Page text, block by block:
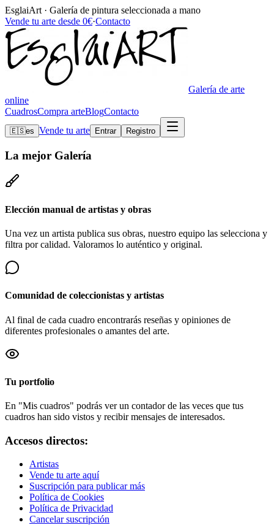
EsglaiArt · Galería de pintura seleccionada a mano
Vende tu arte desde 0€·Contacto
Galería de arte
online
CuadrosCompra arteBlogContacto
🇪🇸es Vende tu arte Entrar Registro
La mejor Galería
Elección manual de artistas y obras
Una vez un artista publica sus obras, nuestro equipo las selecciona y
filtra por calidad. Valoramos lo auténtico y original.
Comunidad de coleccionistas y artistas
Al final de cada cuadro encontrarás reseñas y opiniones de
diferentes profesionales o amantes del arte.
Tu portfolio
En "Mis cuadros" podrás ver un contador de las veces que tus
cuadros han sido vistos y recibir mensajes de interesados.
Accesos directos:
Artistas
Vende tu arte aquí
Suscripción para publicar más
Política de Cookies
Política de Privacidad
Cancelar suscripción